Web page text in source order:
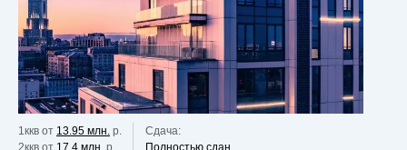
1ккв от 13.95 млн. р.
2ккв от 17.4 млн. р.
Сдача:
Полностью сдан